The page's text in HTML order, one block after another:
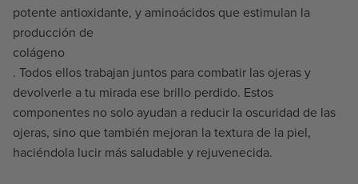
potente antioxidante, y aminoácidos que estimulan la
producción de
colágeno
. Todos ellos trabajan juntos para combatir las ojeras y
devolverle a tu mirada ese brillo perdido. Estos
componentes no solo ayudan a reducir la oscuridad de las
ojeras, sino que también mejoran la textura de la piel,
haciéndola lucir más saludable y rejuvenecida.